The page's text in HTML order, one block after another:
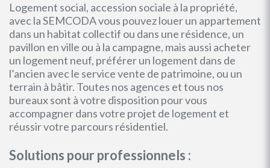
Logement social, accession sociale à la propriété,
avec la SEMCODA vous pouvez louer un appartement
dans un habitat collectif ou dans une résidence, un
pavillon en ville ou à la campagne, mais aussi acheter
un logement neuf, préférer un logement dans de
l’ancien avec le service vente de patrimoine, ou un
terrain à bâtir. Toutes nos agences et tous nos
bureaux sont à votre disposition pour vous
accompagner dans votre projet de logement et
réussir votre parcours résidentiel.
Solutions pour professionnels :